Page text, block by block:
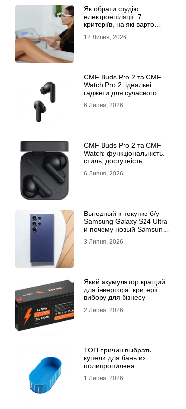
Як обрати студію
електроепіляції: 7
критеріїв, на які варто
12 Липня, 2026
CMF Buds Pro 2 та CMF
Watch Pro 2: ідеальні
гаджети для сучасного
6 Липня, 2026
CMF Buds Pro 2 та CMF
Watch: функціональність,
стиль, доступність
6 Липня, 2026
Выгодный к покупке б/у
Samsung Galaxy S24 Ultra
и почему новый Samsung
лучшим
3 Липня, 2026
Який акумулятор кращий
для інвертора: критерії
вибору для бізнесу
2 Липня, 2026
ТОП причин выбрать
купели для бань из
полипропилена
1 Липня, 2026